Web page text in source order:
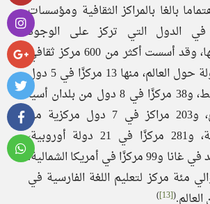
بالغا بالمراكز الثقافية ومؤسسات
في الدول التي تركز على الوجود
الإستراتيجي فيها، وقد أسست أكثر من 600 مركز ثقافي
إيراني في 45 دولة حول العالم، منها 13 مركزًا في 5 دول
في الشرق الأوسط، و38 مركزًا في 8 دول من بلدان أسيا
والمحيط الهادئ، و203 مراكز في 7 دول مركزية من
البلدان الأوراسية، و281 مركزًا في 21 دولة أوروبية،
ولديها مركز واحد في غانا و99 مركزًا في أمريكا الشمالية،
مئة مركز لتعليم اللغة الفارسية في
(
[13]
)